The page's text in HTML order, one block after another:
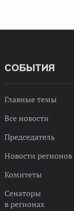
СОБЫТИЯ
Главные темы
Все новости
Председатель
Новости регионов
Комитеты
Сенаторы
в регионах